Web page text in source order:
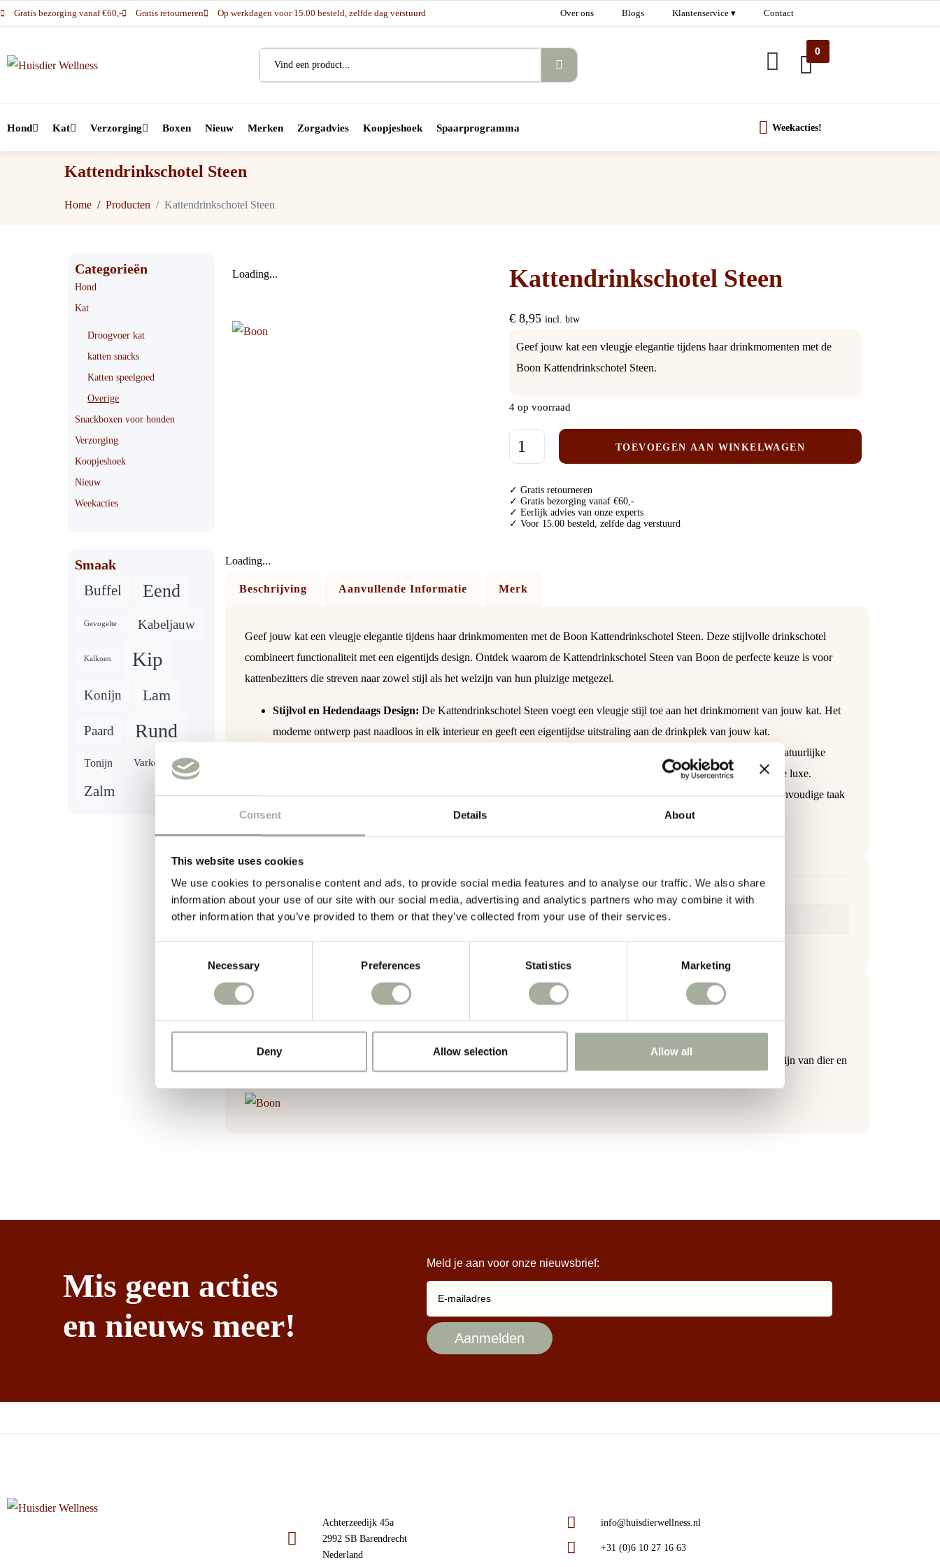
Consent Details About
This website uses cookies
We use cookies to personalise content and ads, to provide social media features and to analyse our traffic. We also share
information about your use of our site with our social media, advertising and analytics partners who may combine it with
other information that you’ve provided to them or that they’ve collected from your use of their services.
Necessary Preferences Statistics Marketing
Deny Allow selection Allow all
Gratis bezorging vanaf €60,- Gratis retourneren Op werkdagen voor 15.00 besteld, zelfde dag verstuurd Over ons Blogs Klantenservice ▾ Contact
0
Hond Kat Verzorging Boxen Nieuw Merken Zorgadvies Koopjeshoek Spaarprogramma Weekacties!
Kattendrinkschotel Steen
Home Producten Kattendrinkschotel Steen
Categorieën
Hond
Kat
Droogvoer kat
katten snacks
Katten speelgoed
Overige
Snackboxen voor honden
Verzorging
Koopjeshoek
Nieuw
Weekacties
Smaak
Buffel Eend
Gevogelte Kabeljauw
Kalkoen Kip
Konijn Lam
Paard Rund
Tonijn Varken
Zalm
Loading... Kattendrinkschotel Steen
€8,95 incl. btw
Geef jouw kat een vleugje elegantie tijdens haar drinkmomenten met de
Boon Kattendrinkschotel Steen.
4 op voorraad
TOEVOEGEN AAN WINKELWAGEN
✓ Gratis retourneren
✓ Gratis bezorging vanaf €60,-
✓ Eerlijk advies van onze experts
✓ Voor 15.00 besteld, zelfde dag verstuurd
Loading...
Beschrijving Aanvullende Informatie Merk
Geef jouw kat een vleugje elegantie tijdens haar drinkmomenten met de Boon Kattendrinkschotel Steen. Deze stijlvolle drinkschotel
combineert functionaliteit met een eigentijds design. Ontdek waarom de Kattendrinkschotel Steen van Boon de perfecte keuze is voor
kattenbezitters die streven naar zowel stijl als het welzijn van hun pluizige metgezel.
Stijlvol en Hedendaags Design: De Kattendrinkschotel Steen voegt een vleugje stijl toe aan het drinkmoment van jouw kat. Het
moderne ontwerp past naadloos in elk interieur en geeft een eigentijdse uitstraling aan de drinkplek van jouw kat.
Gemaakt van stevig en duurzaam materiaal, biedt de schotel niet alleen een natuurlijke
uitstraling, maar is het ook bestand tegen dagelijks gebruik. Jouw kat kan genieten van haar drankjes met een vleugje luxe.
Gemakkelijk te Reinigen:De Kattendrinkschotel Steen is gemakkelijk te reinigen, waardoor het onderhoud een eenvoudige taak
is. Houd het drinkstation van jouw kat fris en hygiënisch met minimale inspanning.
Gewicht 0,3 kg
Maat Ø 13cm
Merk
Boon
is een toonaangevende groothandel in de huisdierenbranche. Hun missie is; kwaliteitsartikelen leveren voor het welzijn van dier en
Mis geen acties
en nieuws meer!
Meld je aan voor onze nieuwsbrief:
Achterzeedijk 45a
2992 SB Barendrecht
Nederland
info@huisdierwellness.nl
+31 (0)6 10 27 16 63